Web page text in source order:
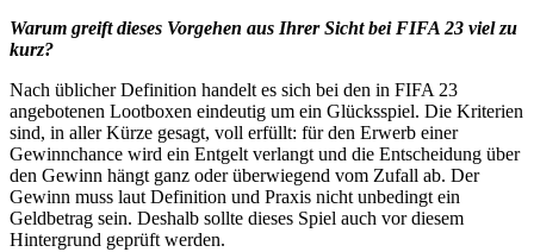
Warum greift dieses Vorgehen aus Ihrer Sicht bei FIFA 23 viel zu
kurz?
Nach üblicher Definition handelt es sich bei den in FIFA 23
angebotenen Lootboxen eindeutig um ein Glücksspiel. Die Kriterien
sind, in aller Kürze gesagt, voll erfüllt: für den Erwerb einer
Gewinnchance wird ein Entgelt verlangt und die Entscheidung über
den Gewinn hängt ganz oder überwiegend vom Zufall ab. Der
Gewinn muss laut Definition und Praxis nicht unbedingt ein
Geldbetrag sein. Deshalb sollte dieses Spiel auch vor diesem
Hintergrund geprüft werden.